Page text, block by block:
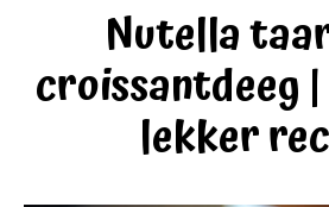
Nutella
croissantdeeg
lekker